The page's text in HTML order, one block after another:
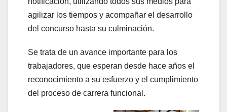
agilizar los tiempos y acompañar el desarrollo
del concurso hasta su culminación.
Se trata de un avance importante para los
trabajadores, que esperan desde hace años el
reconocimiento a su esfuerzo y el cumplimiento
del proceso de carrera funcional.